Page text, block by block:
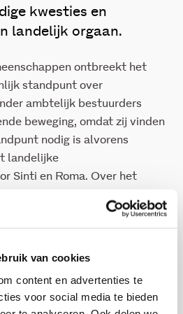
van cookies
content en advertenties te
voor social media te bieden
kwesties en
landelijk orgaan.
ontbreekt het
standpunt over
ambtelijk bestuurders
beweging, omdat zij vinden
nodig is alvorens
landelijke
Sinti en Roma. Over het
tussen de gemeenschappen
ook om de
aan te jagen.
stuurgroep zal